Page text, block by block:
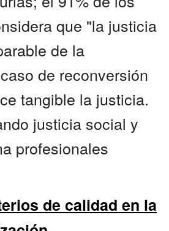
que "la justicia
de la
de reconversión
tangible la justicia.
justicia social y
profesionales
de calidad en la